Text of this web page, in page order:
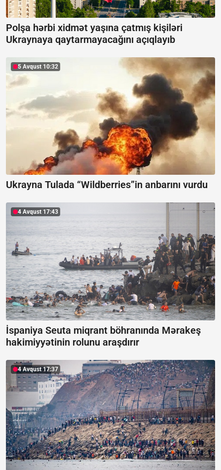
Polşa hərbi xidmət yaşına çatmış kişiləri
Ukraynaya qaytarmayacağını açıqlayıb
5 Avqust 10:32
Ukrayna Tulada “Wildberries”in anbarını vurdu
4 Avqust 17:43
İspaniya Seuta miqrant böhranında Mərakeş
hakimiyyətinin rolunu araşdırır
4 Avqust 17:37